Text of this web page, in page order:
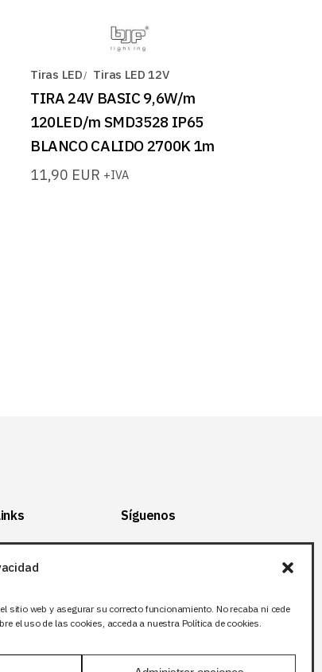
web y asegurar su correcto funcionamiento. No recaba ni cede
el uso de las cookies, acceda a nuestra Política de cookies.
Tiras LED Tiras LED 12V
TIRA 24V BASIC 9,6W/m
120LED/m SMD3528 IP65
BLANCO CALIDO 2700K 1m
11,90 EUR +IVA
del Sitio
legal
Síguenos
Facebook
LinkedIn